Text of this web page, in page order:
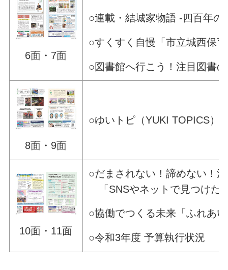
6面・7面
○連載・結城家物語 -四百年
○すくすく自慢「市立城西保
○図書館へ行こう！注目図書
8面・9面
○ゆいトピ（YUKI TOPICS）
10面・11面
○だまされない！諦めない！
「SNSやネットで見つけた
○協働でつくる未来「ふれあ
○令和3年度 予算執行状況